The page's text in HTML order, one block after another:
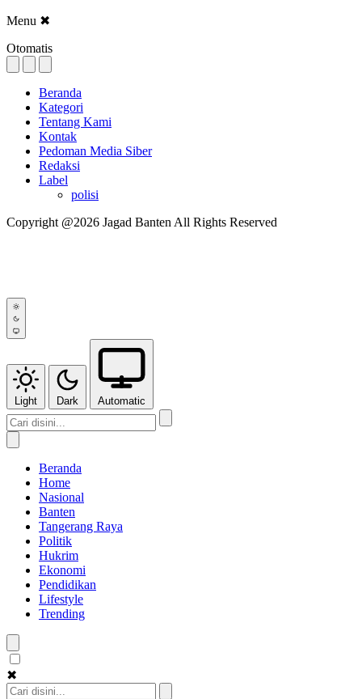
Menu ✖
Otomatis
Beranda
Kategori
Tentang Kami
Kontak
Pedoman Media Siber
Redaksi
Label
polisi
Copyright @2026 Jagad Banten All Rights Reserved
Light Dark Automatic
Beranda
Home
Nasional
Banten
Tangerang Raya
Politik
Hukrim
Ekonomi
Pendidikan
Lifestyle
Trending
✖